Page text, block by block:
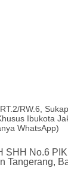
RW.6,
Ibukota
WhatsApp)
SHH No.6
Tangerang,